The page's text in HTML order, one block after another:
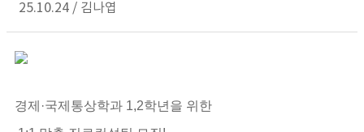
25.10.24 / 김나엽
경제·국제통상학과 1,2학년을 위한